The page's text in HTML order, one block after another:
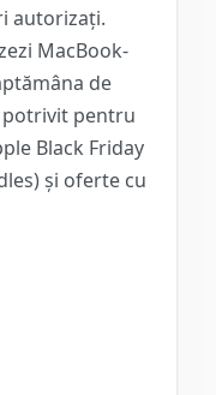
autorizați.
MacBook-
de
potrivit pentru
Black Friday
și oferte cu